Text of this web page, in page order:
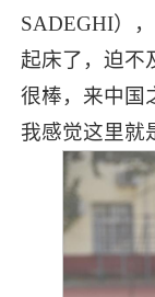
SADEGHI）
起床了，迫不
很棒，来中国
我感觉这里就